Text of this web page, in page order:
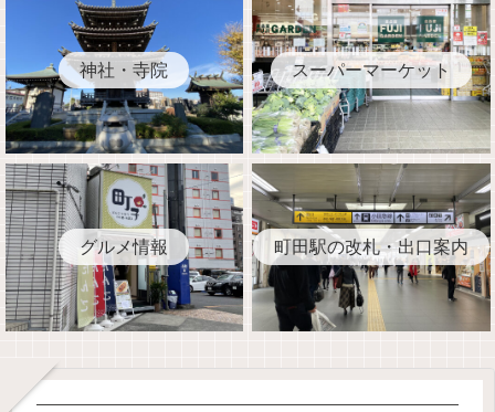
神社・寺院 スーパーマーケット
グルメ情報 町田駅の改札・出口案内